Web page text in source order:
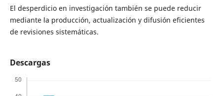
El desperdicio en investigación también se puede reducir
mediante la producción, actualización y difusión eficientes
de revisiones sistemáticas.
Descargas